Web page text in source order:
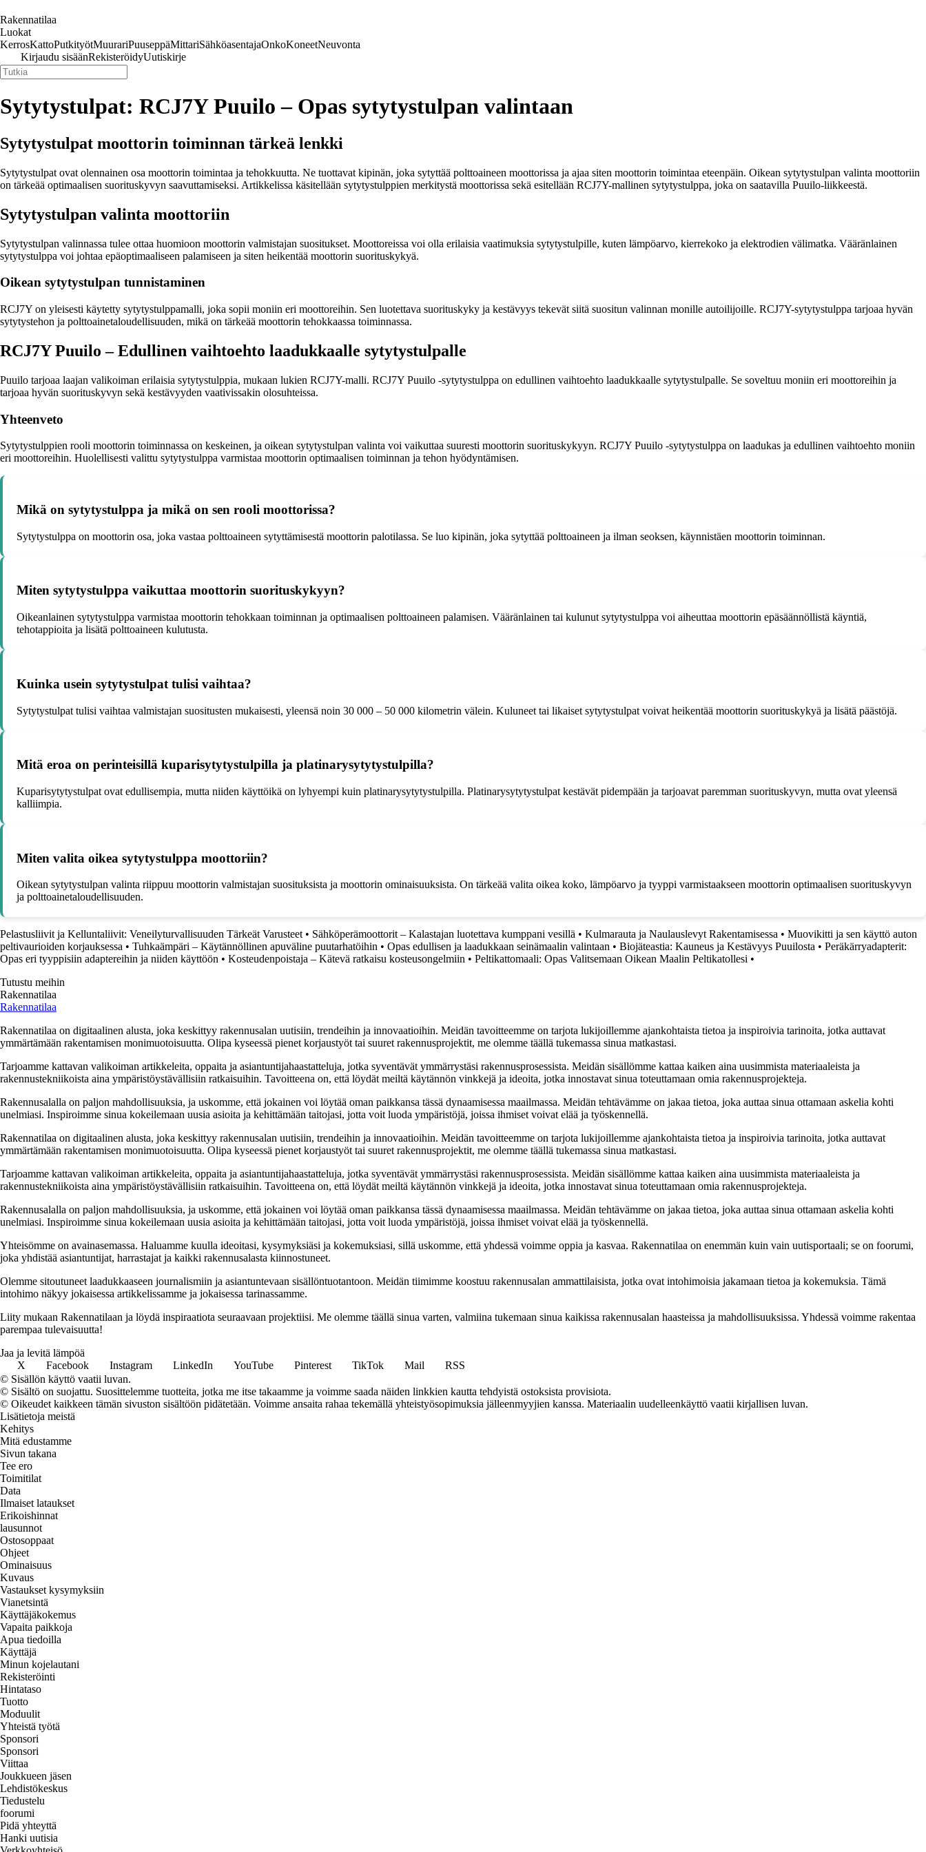
Rakennatilaa
Luokat
KerrosKattoPutkityötMuurariPuuseppäMittariSähköasentajaOnkoKoneetNeuvonta
Kirjaudu sisäänRekisteröidyUutiskirje
Sytytystulpat: RCJ7Y Puuilo – Opas sytytystulpan valintaan
Sytytystulpat moottorin toiminnan tärkeä lenkki
Sytytystulpat ovat olennainen osa moottorin toimintaa ja tehokkuutta. Ne tuottavat kipinän, joka sytyttää polttoaineen moottorissa ja ajaa siten moottorin toimintaa eteenpäin. Oikean sytytystulpan valinta moottoriin
on tärkeää optimaalisen suorituskyvyn saavuttamiseksi. Artikkelissa käsitellään sytytystulppien merkitystä moottorissa sekä esitellään RCJ7Y-mallinen sytytystulppa, joka on saatavilla Puuilo-liikkeestä.
Sytytystulpan valinta moottoriin
Sytytystulpan valinnassa tulee ottaa huomioon moottorin valmistajan suositukset. Moottoreissa voi olla erilaisia vaatimuksia sytytystulpille, kuten lämpöarvo, kierrekoko ja elektrodien välimatka. Vääränlainen
sytytystulppa voi johtaa epäoptimaaliseen palamiseen ja siten heikentää moottorin suorituskykyä.
Oikean sytytystulpan tunnistaminen
RCJ7Y on yleisesti käytetty sytytystulppamalli, joka sopii moniin eri moottoreihin. Sen luotettava suorituskyky ja kestävyys tekevät siitä suositun valinnan monille autoilijoille. RCJ7Y-sytytystulppa tarjoaa hyvän
sytytystehon ja polttoainetaloudellisuuden, mikä on tärkeää moottorin tehokkaassa toiminnassa.
RCJ7Y Puuilo – Edullinen vaihtoehto laadukkaalle sytytystulpalle
Puuilo tarjoaa laajan valikoiman erilaisia sytytystulppia, mukaan lukien RCJ7Y-malli. RCJ7Y Puuilo -sytytystulppa on edullinen vaihtoehto laadukkaalle sytytystulpalle. Se soveltuu moniin eri moottoreihin ja
tarjoaa hyvän suorituskyvyn sekä kestävyyden vaativissakin olosuhteissa.
Yhteenveto
Sytytystulppien rooli moottorin toiminnassa on keskeinen, ja oikean sytytystulpan valinta voi vaikuttaa suuresti moottorin suorituskykyyn. RCJ7Y Puuilo -sytytystulppa on laadukas ja edullinen vaihtoehto moniin
eri moottoreihin. Huolellisesti valittu sytytystulppa varmistaa moottorin optimaalisen toiminnan ja tehon hyödyntämisen.
Mikä on sytytystulppa ja mikä on sen rooli moottorissa?
Sytytystulppa on moottorin osa, joka vastaa polttoaineen sytyttämisestä moottorin palotilassa. Se luo kipinän, joka sytyttää polttoaineen ja ilman seoksen, käynnistäen moottorin toiminnan.
Miten sytytystulppa vaikuttaa moottorin suorituskykyyn?
Oikeanlainen sytytystulppa varmistaa moottorin tehokkaan toiminnan ja optimaalisen polttoaineen palamisen. Vääränlainen tai kulunut sytytystulppa voi aiheuttaa moottorin epäsäännöllistä käyntiä,
tehotappioita ja lisätä polttoaineen kulutusta.
Kuinka usein sytytystulpat tulisi vaihtaa?
Sytytystulpat tulisi vaihtaa valmistajan suositusten mukaisesti, yleensä noin 30 000 – 50 000 kilometrin välein. Kuluneet tai likaiset sytytystulpat voivat heikentää moottorin suorituskykyä ja lisätä päästöjä.
Mitä eroa on perinteisillä kuparisytytystulpilla ja platinarysytytystulpilla?
Kuparisytytystulpat ovat edullisempia, mutta niiden käyttöikä on lyhyempi kuin platinarysytytystulpilla. Platinarysytytystulpat kestävät pidempään ja tarjoavat paremman suorituskyvyn, mutta ovat yleensä
kalliimpia.
Miten valita oikea sytytystulppa moottoriin?
Oikean sytytystulpan valinta riippuu moottorin valmistajan suosituksista ja moottorin ominaisuuksista. On tärkeää valita oikea koko, lämpöarvo ja tyyppi varmistaakseen moottorin optimaalisen suorituskyvyn
ja polttoainetaloudellisuuden.
Pelastusliivit ja Kelluntaliivit: Veneilyturvallisuuden Tärkeät Varusteet• Sähköperämoottorit – Kalastajan luotettava kumppani vesillä • Kulmarauta ja Naulauslevyt Rakentamisessa • Muovikitti ja sen käyttö auton
peltivaurioiden korjauksessa • Tuhkaämpäri – Käytännöllinen apuväline puutarhatöihin • Opas edullisen ja laadukkaan seinämaalin valintaan • Biojäteastia: Kauneus ja Kestävyys Puuilosta • Peräkärryadapterit:
Opas eri tyyppisiin adaptereihin ja niiden käyttöön • Kosteudenpoistaja – Kätevä ratkaisu kosteusongelmiin • Peltikattomaali: Opas Valitsemaan Oikean Maalin Peltikatollesi •
Tutustu meihin
Rakennatilaa
Rakennatilaa
Rakennatilaa on digitaalinen alusta, joka keskittyy rakennusalan uutisiin, trendeihin ja innovaatioihin. Meidän tavoitteemme on tarjota lukijoillemme ajankohtaista tietoa ja inspiroivia tarinoita, jotka auttavat
ymmärtämään rakentamisen monimuotoisuutta. Olipa kyseessä pienet korjaustyöt tai suuret rakennusprojektit, me olemme täällä tukemassa sinua matkastasi.
Tarjoamme kattavan valikoiman artikkeleita, oppaita ja asiantuntijahaastatteluja, jotka syventävät ymmärrystäsi rakennusprosessista. Meidän sisällömme kattaa kaiken aina uusimmista materiaaleista ja
rakennustekniikoista aina ympäristöystävällisiin ratkaisuihin. Tavoitteena on, että löydät meiltä käytännön vinkkejä ja ideoita, jotka innostavat sinua toteuttamaan omia rakennusprojekteja.
Rakennusalalla on paljon mahdollisuuksia, ja uskomme, että jokainen voi löytää oman paikkansa tässä dynaamisessa maailmassa. Meidän tehtävämme on jakaa tietoa, joka auttaa sinua ottamaan askelia kohti
unelmiasi. Inspiroimme sinua kokeilemaan uusia asioita ja kehittämään taitojasi, jotta voit luoda ympäristöjä, joissa ihmiset voivat elää ja työskennellä.
Rakennatilaa on digitaalinen alusta, joka keskittyy rakennusalan uutisiin, trendeihin ja innovaatioihin. Meidän tavoitteemme on tarjota lukijoillemme ajankohtaista tietoa ja inspiroivia tarinoita, jotka auttavat
ymmärtämään rakentamisen monimuotoisuutta. Olipa kyseessä pienet korjaustyöt tai suuret rakennusprojektit, me olemme täällä tukemassa sinua matkastasi.
Tarjoamme kattavan valikoiman artikkeleita, oppaita ja asiantuntijahaastatteluja, jotka syventävät ymmärrystäsi rakennusprosessista. Meidän sisällömme kattaa kaiken aina uusimmista materiaaleista ja
rakennustekniikoista aina ympäristöystävällisiin ratkaisuihin. Tavoitteena on, että löydät meiltä käytännön vinkkejä ja ideoita, jotka innostavat sinua toteuttamaan omia rakennusprojekteja.
Rakennusalalla on paljon mahdollisuuksia, ja uskomme, että jokainen voi löytää oman paikkansa tässä dynaamisessa maailmassa. Meidän tehtävämme on jakaa tietoa, joka auttaa sinua ottamaan askelia kohti
unelmiasi. Inspiroimme sinua kokeilemaan uusia asioita ja kehittämään taitojasi, jotta voit luoda ympäristöjä, joissa ihmiset voivat elää ja työskennellä.
Yhteisömme on avainasemassa. Haluamme kuulla ideoitasi, kysymyksiäsi ja kokemuksiasi, sillä uskomme, että yhdessä voimme oppia ja kasvaa. Rakennatilaa on enemmän kuin vain uutisportaali; se on foorumi,
joka yhdistää asiantuntijat, harrastajat ja kaikki rakennusalasta kiinnostuneet.
Olemme sitoutuneet laadukkaaseen journalismiin ja asiantuntevaan sisällöntuotantoon. Meidän tiimimme koostuu rakennusalan ammattilaisista, jotka ovat intohimoisia jakamaan tietoa ja kokemuksia. Tämä
intohimo näkyy jokaisessa artikkelissamme ja jokaisessa tarinassamme.
Liity mukaan Rakennatilaan ja löydä inspiraatiota seuraavaan projektiisi. Me olemme täällä sinua varten, valmiina tukemaan sinua kaikissa rakennusalan haasteissa ja mahdollisuuksissa. Yhdessä voimme rakentaa
parempaa tulevaisuutta!
Jaa ja levitä lämpöä
X
Facebook Instagram LinkedIn YouTube Pinterest TikTok Mail
RSS
© Sisällön käyttö vaatii luvan.
© Sisältö on suojattu. Suosittelemme tuotteita, jotka me itse takaamme ja voimme saada näiden linkkien kautta tehdyistä ostoksista provisiota.
© Oikeudet kaikkeen tämän sivuston sisältöön pidätetään. Voimme ansaita rahaa tekemällä yhteistyösopimuksia jälleenmyyjien kanssa. Materiaalin uudelleenkäyttö vaatii kirjallisen luvan.
Lisätietoja meistä
Kehitys
Mitä edustamme
Sivun takana
Tee ero
Toimitilat
Data
Ilmaiset lataukset
Erikoishinnat
lausunnot
Ostosoppaat
Ohjeet
Ominaisuus
Kuvaus
Vastaukset kysymyksiin
Vianetsintä
Käyttäjäkokemus
Vapaita paikkoja
Apua tiedoilla
Käyttäjä
Minun kojelautani
Rekisteröinti
Hintataso
Tuotto
Moduulit
Yhteistä työtä
Sponsori
Sponsori
Viittaa
Joukkueen jäsen
Lehdistökeskus
Tiedustelu
foorumi
Pidä yhteyttä
Hanki uutisia